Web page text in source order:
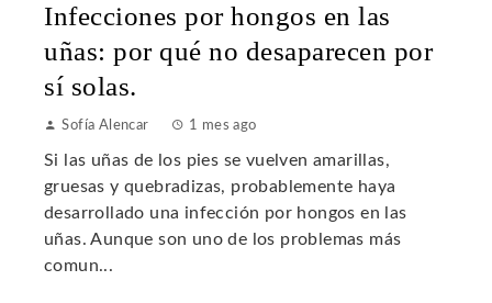
Infecciones por hongos en las
uñas: por qué no desaparecen por
sí solas.
Sofía Alencar 1 mes ago
Si las uñas de los pies se vuelven amarillas,
gruesas y quebradizas, probablemente haya
desarrollado una infección por hongos en las
uñas. Aunque son uno de los problemas más
comun...